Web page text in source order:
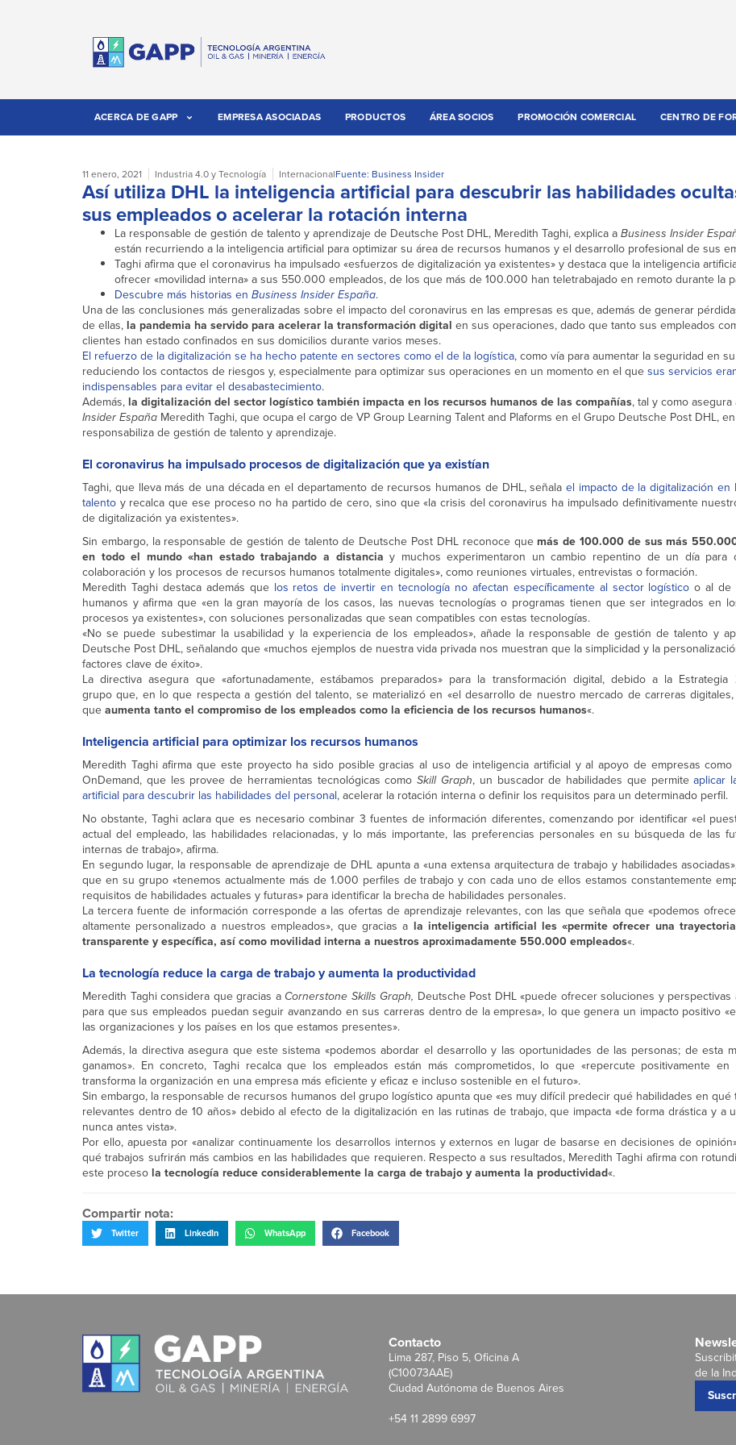
ACERCA DE GAPP EMPRESA ASOCIADAS PRODUCTOS ÁREA SOCIOS PROMOCIÓN COMERCIAL CENTRO DE
11 enero, 2021 Industria 4.0 y Tecnología InternacionalFuente: Business Insider
Así utiliza DHL la inteligencia artificial para descubrir las habilidades
sus empleados o acelerar la rotación interna
La responsable de gestión de talento y aprendizaje de Deutsche Post DHL, Meredith Taghi, explica aBusiness Insider
están recurriendo a la inteligencia artificial para optimizar su área de recursos humanos y el desarrollo profesional de sus
Taghi afirma que el coronavirus ha impulsado «esfuerzos de digitalización ya existentes» y destaca que la inteligencia
ofrecer «movilidad interna» a sus 550.000 empleados, de los que más de 100.000 han teletrabajado en remoto durante la
Descubre más historias en Business Insider España.
Una de las conclusiones más generalizadas sobre el impacto del coronavirus en las empresas es que, además de generar
de ellas, la pandemia ha servido para acelerar la transformación digital en sus operaciones, dado que tanto sus empleados
clientes han estado confinados en sus domicilios durante varios meses.
El refuerzo de la digitalización se ha hecho patente en sectores como el de la logística, como vía para aumentar la seguridad en
reduciendo los contactos de riesgos y, especialmente para optimizar sus operaciones en un momento en el quesus servicios
indispensables para evitar el desabastecimiento.
Además, la digitalización del sector logístico también impacta en los recursos humanos de las compañías, tal y como asegura
Insider España Meredith Taghi, que ocupa el cargo de VP Group Learning Talent and Plaforms en el Grupo Deutsche Post DHL,
responsabiliza de gestión de talento y aprendizaje.
El coronavirus ha impulsado procesos de digitalización que ya existían
Taghi, que lleva más de una década en el departamento de recursos humanos de DHL, señala el impacto de la digitalización en
talento y recalca que ese proceso no ha partido de cero, sino que «la crisis del coronavirus ha impulsado definitivamente
de digitalización ya existentes».
Sin embargo, la responsable de gestión de talento de Deutsche Post DHL reconoce que más de 100.000 de sus más
en todo el mundo «han estado trabajando a distancia y muchos experimentaron un cambio repentino de un día para
colaboración y los procesos de recursos humanos totalmente digitales», como reuniones virtuales, entrevistas o formación.
Meredith Taghi destaca además que los retos de invertir en tecnología no afectan específicamente al sector logístico o al de
humanos y afirma que «en la gran mayoría de los casos, las nuevas tecnologías o programas tienen que ser integrados en
procesos ya existentes», con soluciones personalizadas que sean compatibles con estas tecnologías.
«No se puede subestimar la usabilidad y la experiencia de los empleados», añade la responsable de gestión de talento y
Deutsche Post DHL, señalando que «muchos ejemplos de nuestra vida privada nos muestran que la simplicidad y la
factores clave de éxito».
La directiva asegura que «afortunadamente, estábamos preparados» para la transformación digital, debido a la
grupo que, en lo que respecta a gestión del talento, se materializó en «el desarrollo de nuestro mercado de carreras
queaumenta tanto el compromiso de los empleados como la eficiencia de los recursos humanos«.
Inteligencia artificial para optimizar los recursos humanos
Meredith Taghi afirma que este proyecto ha sido posible gracias al uso de inteligencia artificial y al apoyo de empresas
OnDemand, que les provee de herramientas tecnológicas comoSkill Graph, un buscador de habilidades que permiteaplicar
artificial para descubrir las habilidades del personal, acelerar la rotación interna o definir los requisitos para un determinado perfil.
No obstante, Taghi aclara que es necesario combinar 3 fuentes de información diferentes, comenzando por identificar «el
actual del empleado, las habilidades relacionadas, y lo más importante, las preferencias personales en su búsqueda de las
internas de trabajo», afirma.
En segundo lugar, la responsable de aprendizaje de DHL apunta a «una extensa arquitectura de trabajo y habilidades
que en su grupo «tenemos actualmente más de 1.000 perfiles de trabajo y con cada uno de ellos estamos constantemente
requisitos de habilidades actuales y futuras» para identificar la brecha de habilidades personales.
La tercera fuente de información corresponde a las ofertas de aprendizaje relevantes, con las que señala que «podemos
altamente personalizado a nuestros empleados», que gracias a la inteligencia artificial les «permite ofrecer una
transparente y específica, así como movilidad interna a nuestros aproximadamente 550.000 empleados«.
La tecnología reduce la carga de trabajo y aumenta la productividad
Meredith Taghi considera que gracias a Cornerstone Skills Graph, Deutsche Post DHL «puede ofrecer soluciones y perspectivas
para que sus empleados puedan seguir avanzando en sus carreras dentro de la empresa», lo que genera un impacto positivo
las organizaciones y los países en los que estamos presentes».
Además, la directiva asegura que este sistema «podemos abordar el desarrollo y las oportunidades de las personas; de esta
ganamos». En concreto, Taghi recalca que los empleados están más comprometidos, lo que «repercute positivamente
transforma la organización en una empresa más eficiente y eficaz e incluso sostenible en el futuro».
Sin embargo, la responsable de recursos humanos del grupo logístico apunta que «es muy difícil predecir qué habilidades en qué
relevantes dentro de 10 años» debido al efecto de la digitalización en las rutinas de trabajo, que impacta «de forma drástica y a
nunca antes vista».
Por ello, apuesta por «analizar continuamente los desarrollos internos y externos en lugar de basarse en decisiones de
qué trabajos sufrirán más cambios en las habilidades que requieren. Respecto a sus resultados, Meredith Taghi afirma con
este proceso la tecnología reduce considerablemente la carga de trabajo y aumenta la productividad«.
Compartir nota:
Twitter LinkedIn WhatsApp Facebook
Contacto
Lima 287, Piso 5, Oficina A
(C10073AAE)
Ciudad Autónoma de Buenos Aires
+54 11 2899 6997
de la